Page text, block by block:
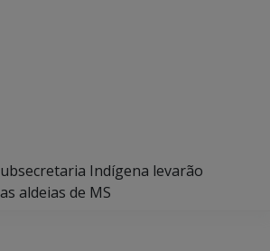
Indígena levarão
aldeias de MS